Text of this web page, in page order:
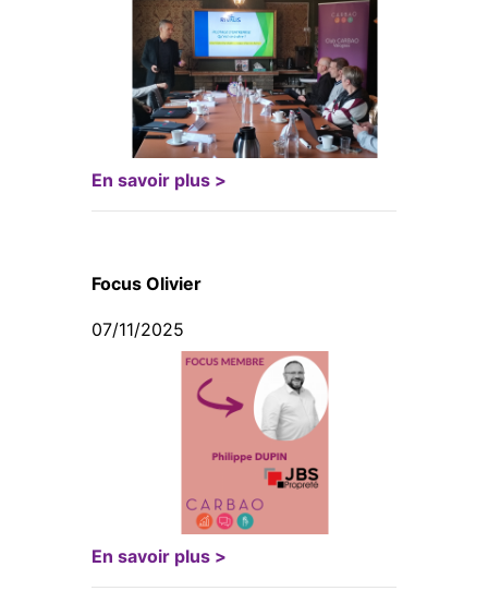
En savoir plus >
Focus Olivier
07/11/2025
En savoir plus >